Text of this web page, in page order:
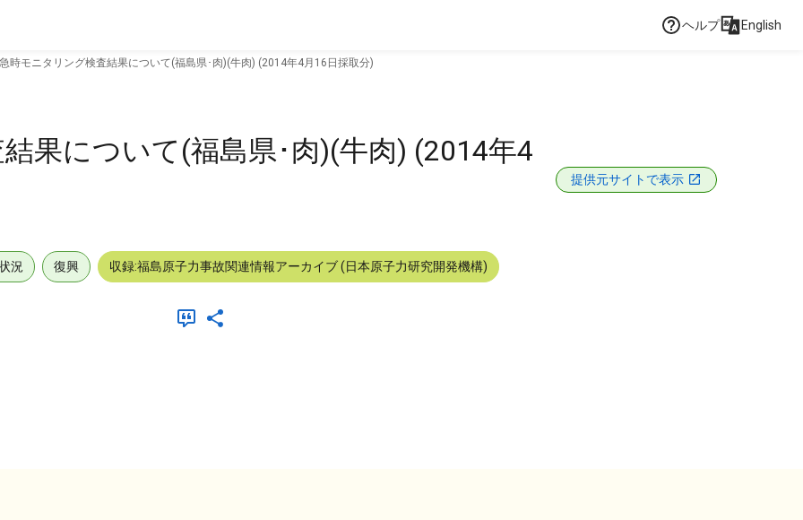
ヘルプ English
時モニタリング検査結果について(福島県･肉)(牛肉) (2014年4月16日採取分)
果について(福島県･肉)(牛肉) (2014年4
提供元サイトで表示
況 復興 収録:福島原子力事故関連情報アーカイブ (日本原子力研究開発機構)